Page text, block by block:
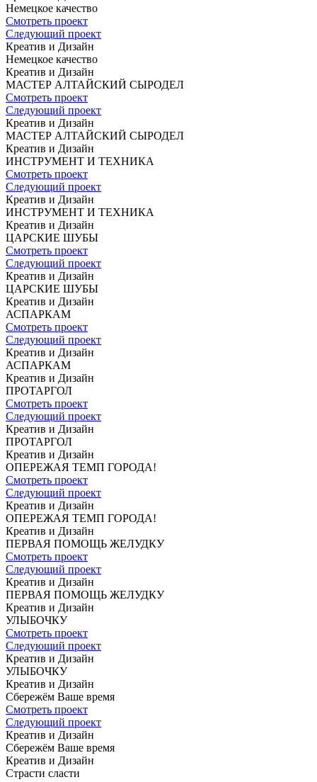
Немецкое качество
Смотреть проект
Следующий проект
Креатив и Дизайн
Немецкое качество
Креатив и Дизайн
МАСТЕР АЛТАЙСКИЙ СЫРОДЕЛ
Смотреть проект
Следующий проект
Креатив и Дизайн
МАСТЕР АЛТАЙСКИЙ СЫРОДЕЛ
Креатив и Дизайн
ИНСТРУМЕНТ И ТЕХНИКА
Смотреть проект
Следующий проект
Креатив и Дизайн
ИНСТРУМЕНТ И ТЕХНИКА
Креатив и Дизайн
ЦАРСКИЕ ШУБЫ
Смотреть проект
Следующий проект
Креатив и Дизайн
ЦАРСКИЕ ШУБЫ
Креатив и Дизайн
АСПАРКАМ
Смотреть проект
Следующий проект
Креатив и Дизайн
АСПАРКАМ
Креатив и Дизайн
ПРОТАРГОЛ
Смотреть проект
Следующий проект
Креатив и Дизайн
ПРОТАРГОЛ
Креатив и Дизайн
ОПЕРЕЖАЯ ТЕМП ГОРОДА!
Смотреть проект
Следующий проект
Креатив и Дизайн
ОПЕРЕЖАЯ ТЕМП ГОРОДА!
Креатив и Дизайн
ПЕРВАЯ ПОМОЩЬ ЖЕЛУДКУ
Смотреть проект
Следующий проект
Креатив и Дизайн
ПЕРВАЯ ПОМОЩЬ ЖЕЛУДКУ
Креатив и Дизайн
УЛЫБОЧКУ
Смотреть проект
Следующий проект
Креатив и Дизайн
УЛЫБОЧКУ
Креатив и Дизайн
Сбережём Ваше время
Смотреть проект
Следующий проект
Креатив и Дизайн
Сбережём Ваше время
Креатив и Дизайн
Страсти сласти